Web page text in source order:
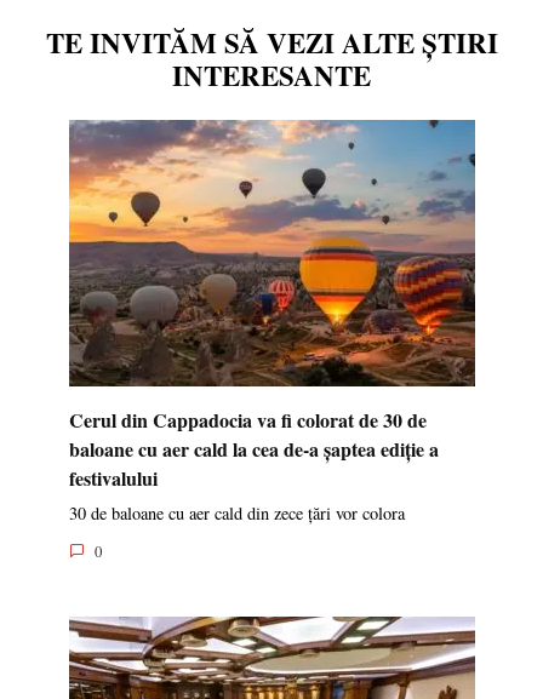
TE INVITĂM SĂ VEZI ALTE ȘTIRI
INTERESANTE
Cerul din Cappadocia va fi colorat de 30 de
baloane cu aer cald la cea de-a șaptea ediție a
festivalului
30 de baloane cu aer cald din zece țări vor colora
0